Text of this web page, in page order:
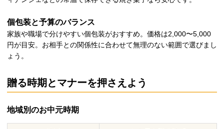
個包装と予算のバランス
家族や職場で分けやすい個包装がおすすめ。価格は2,000〜5,000
円が目安。お相手との関係性に合わせて無理のない範囲で選びまし
ょう。
贈る時期とマナーを押さえよう
地域別のお中元時期